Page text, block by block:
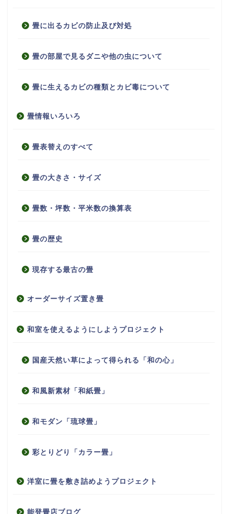
畳に出るカビの防止及び対処
畳の部屋で見るダニや他の虫について
畳に生えるカビの種類とカビ毒について
畳情報いろいろ
畳表替えのすべて
畳の大きさ・サイズ
畳数・坪数・平米数の換算表
畳の歴史
現存する最古の畳
オーダーサイズ置き畳
和室を使えるようにしようプロジェクト
国産天然い草によって得られる「和の心」
和風新素材「和紙畳」
和モダン「琉球畳」
彩とりどり「カラー畳」
洋室に畳を敷き詰めようプロジェクト
能登畳店ブログ